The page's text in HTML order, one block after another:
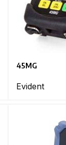
45MG
Evident